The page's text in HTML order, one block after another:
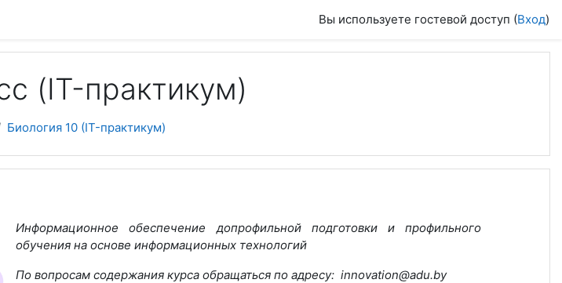
Вы используете гостевой доступ (Вход)
(IT-практикум)
Биология 10 (IT-практикум)
Информационное обеспечение допрофильной подготовки и профильного
обучения на основе информационных технологий
По вопросам содержания курса обращаться по адресу: innovation@adu.by